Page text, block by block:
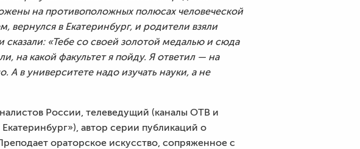
на противоположных полюсах человеческой
вернулся в Екатеринбург, и родители взяли
сказали: «Тебе со своей золотой медалью и сюда
на какой факультет я пойду. Я ответил — на
А в университете надо изучать науки, а не
России, телеведущий (каналы ОТВ и
автор серии публикаций о
ораторское искусство, сопряженное с